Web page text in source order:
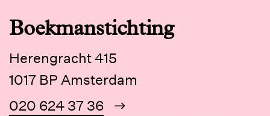
Boekmanstichting
Herengracht 415
1017 BP Amsterdam
020 624 37 36